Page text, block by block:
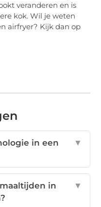
veranderen en is
kok. Wil je weten
airfryer? Kijk dan op
in een
▼
in
▼